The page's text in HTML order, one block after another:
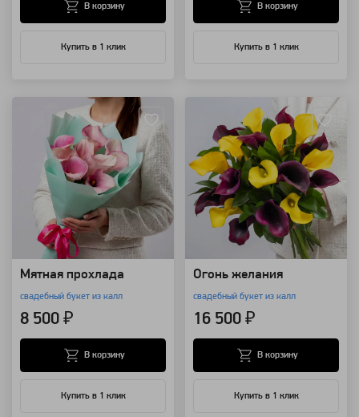
Купить в 1 клик
В корзину
Купить в 1 клик
В корзину
Мятная прохлада
свадебный букет из калл
8 500 ₽
Купить в 1 клик
В корзину
Огонь желания
свадебный букет из калл
16 500 ₽
Купить в 1 клик
В корзину